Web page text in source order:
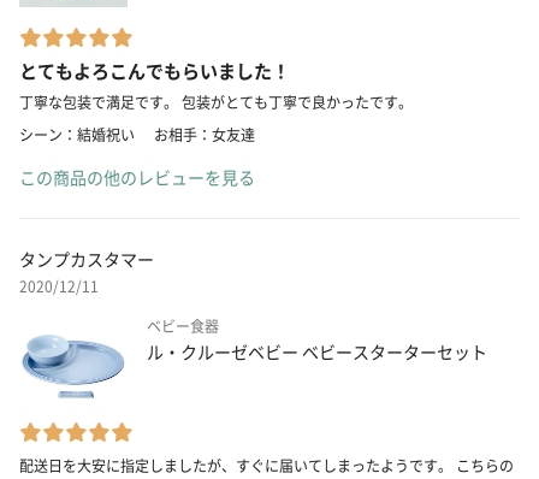
とてもよろこんでもらいました！
丁寧な包装で満足です。 包装がとても丁寧で良かったです。
シーン：結婚祝い
お相手：女友達
この商品の他のレビューを見る
タンプカスタマー
2020/12/11
ベビー食器
ル・クルーゼベビー ベビースターターセット
配送日を大安に指定しましたが、すぐに届いてしまったようです。 こちらの